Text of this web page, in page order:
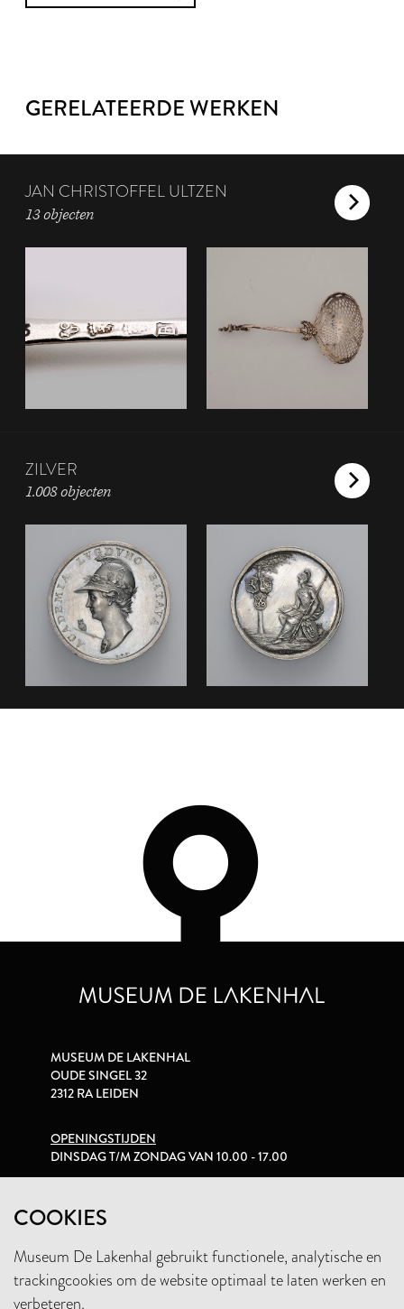
GERELATEERDE WERKEN
JAN CHRISTOFFEL ULTZEN
13 objecten
ZILVER
1.008 objecten
COOKIES
Museum De Lakenhal gebruikt functionele, analytische en
trackingcookies om de website optimaal te laten werken en
verbeteren.
MUSEUM DE LAKENHAL
OUDE SINGEL 32
2312 RA LEIDEN
OPENINGSTIJDEN
DINSDAG T/M ZONDAG VAN 10.00 - 17.00
+31 (0)71 5165360
INFO@LAKENHAL.NL